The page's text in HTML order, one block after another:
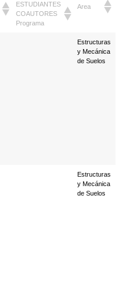
ESTUDIANTES
COAUTORES
Programa
Area
Estructuras
y Mecánica
de Suelos
Estructuras
y Mecánica
de Suelos